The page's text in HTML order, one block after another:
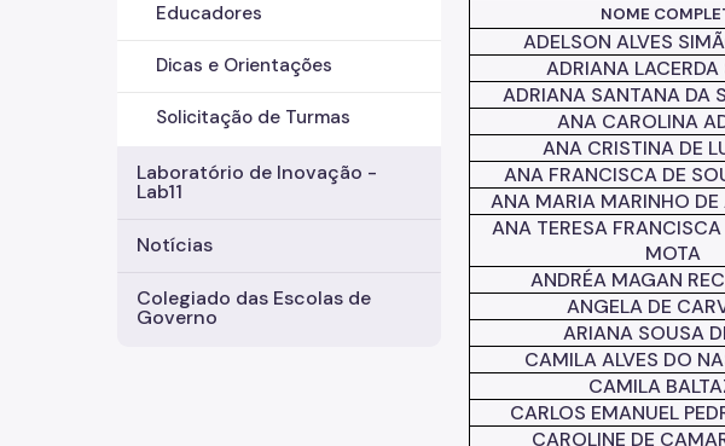
Educadores
Dicas e Orientações
Solicitação de Turmas
Laboratório de Inovação -
Lab11
Notícias
Colegiado das Escolas de
Governo
NOME
ADELSON ALVES
ADRIANA
ADRIANA SANTANA DA
ANA CAROLINA
ANA CRISTINA DE
ANA FRANCISCA DE
ANA MARIA MARINHO
ANA TERESA
MOTA
ANDRÉA MAGAN
ANGELA DE
ARIANA SOUSA
CAMILA ALVES DO
CAMILA
CARLOS EMANUEL
CAROLINE DE